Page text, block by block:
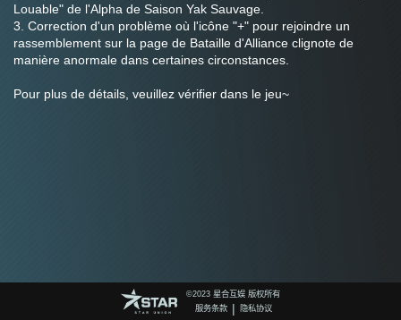
Louable" de l'Alpha de Saison Yak Sauvage.
3. Correction d'un problème où l'icône "+" pour rejoindre un
rassemblement sur la page de Bataille d'Alliance clignote de
manière anormale dans certaines circonstances.
Pour plus de détails, veuillez vérifier dans le jeu~
©️2023 星合互娱 版权所有
服务条款
| 隐私协议